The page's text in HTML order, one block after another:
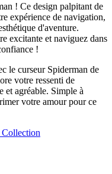
! Ce design palpitant de
expérience de navigation,
d'aventure.
excitante et naviguez dans
!
le curseur Spiderman de
votre ressenti de
et agréable. Simple à
votre amour pour ce